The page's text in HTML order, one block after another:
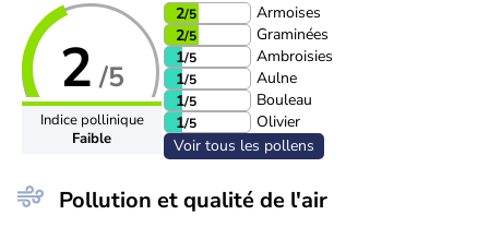
2 /5
Indice pollinique
Faible
2/5
Armoises
2/5
Graminées
1/5
Ambroisies
1/5
Aulne
1/5
Bouleau
1/5
Olivier
Voir tous les pollens
Pollution et qualité de l'air